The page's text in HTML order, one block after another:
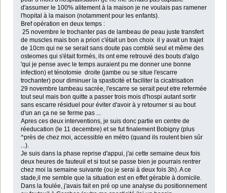
d'assumer le 100% alitement à la maison je ne voulais pas ramener
l'hopital à la maison (notamment pour les enfants).
Bref opération en deux temps :
25 novembre le trochanter pas de lambeau de peau juste transfert
de muscles mais bon a priori c'était un bon choix il y avait un trajet
de 10cm qui ne se serait sans doute pas comblé seul et même des
osteomes qui s'était formés, ils ont eme retrouvé des bouts d'algo
'qui je pense avec le temps auraient pu me donner une bonne
infection) et ténotomie droite (jambe ou se situe l'escarre
trochanter) pour diminuer la spasticité et faciliter la cicatrisation
29 novembre lambeau sacrée, l'escarre se serait peut etre refermée
tout seul mais bon quitte a passer trois mois d'hospi autant sortir
sans escarre résiduel pour éviter d'avoir à y retourner si au bout
d'un an ça ne se ferme pas ...
Apres ces deux interventions, je suis donc partie en centre de
réeducation (le 11 decembre) et se fut finalement Bobigny (plus
^près de chez moi, accessible en métro (quand ils roulent bien sûr
...).
Je suis dans la phase reprise d'appui, j'ai cette semaine deux fois
deux heures de fauteuil et si tout se passe bien je pourrais rentrer
chez moi la semaine suivante (ou je serai à deux fois 3h). A ce
stade,il me semble que la situation est en effet gérable à domicile.
Dans la foulée, j'avais fait en pré op une analyse du positionnement